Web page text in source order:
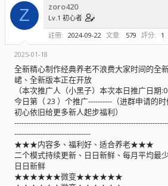
Z zoro420
Lv.1 初心者
註冊
2024-09-22 文章 579 評分 1
2025-01-18
全新精心制作经典养老不浪费大家时间的全
峮、全新版本正在开放
（本次推广人（小黑子）本次本日推广日期
今日第（ 23 ）个推广----------（进群申请的
初心依旧给更多新人起步福利）
--------------------------------
★★★内容多、福利好、适合养老★★★
二个模式持续更新、日日新鲜、每月平均最
日日新鲜
★★★★★★微变★★★★★★